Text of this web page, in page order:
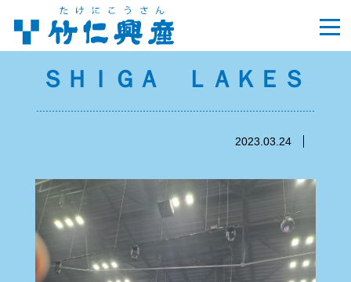
ＳＨＩＧＡ ＬＡＫＥＳ
2023.03.24